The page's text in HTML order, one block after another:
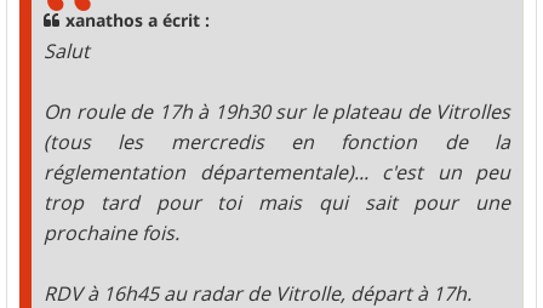
xanathos a écrit :
Salut
On roule de 17h à 19h30 sur le plateau de Vitrolles
(tous les mercredis en fonction de la
réglementation départementale)... c'est un peu
trop tard pour toi mais qui sait pour une
prochaine fois.
RDV à 16h45 au radar de Vitrolle, départ à 17h.